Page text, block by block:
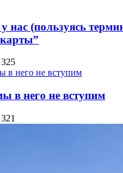
нас (пользуясь
в него не вступим